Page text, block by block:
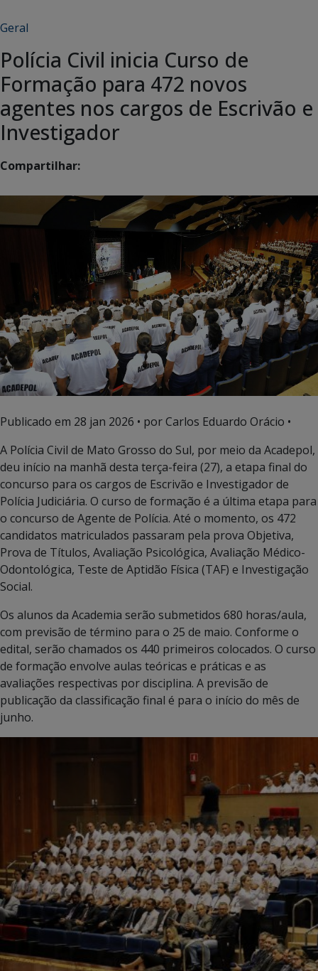
Geral
Polícia Civil inicia Curso de
Formação para 472 novos
agentes nos cargos de Escrivão e
Investigador
Compartilhar:
Publicado em 28 jan 2026 • por Carlos Eduardo Orácio •
A Polícia Civil de Mato Grosso do Sul, por meio da Acadepol,
deu início na manhã desta terça-feira (27), a etapa final do
concurso para os cargos de Escrivão e Investigador de
Polícia Judiciária. O curso de formação é a última etapa para
o concurso de Agente de Polícia. Até o momento, os 472
candidatos matriculados passaram pela prova Objetiva,
Prova de Títulos, Avaliação Psicológica, Avaliação Médico-
Odontológica, Teste de Aptidão Física (TAF) e Investigação
Social.
Os alunos da Academia serão submetidos 680 horas/aula,
com previsão de término para o 25 de maio. Conforme o
edital, serão chamados os 440 primeiros colocados. O curso
de formação envolve aulas teóricas e práticas e as
avaliações respectivas por disciplina. A previsão de
publicação da classificação final é para o início do mês de
junho.